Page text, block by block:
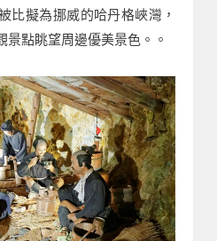
比擬為挪威的哈丹格峽灣，
點眺望周邊優美景色。。